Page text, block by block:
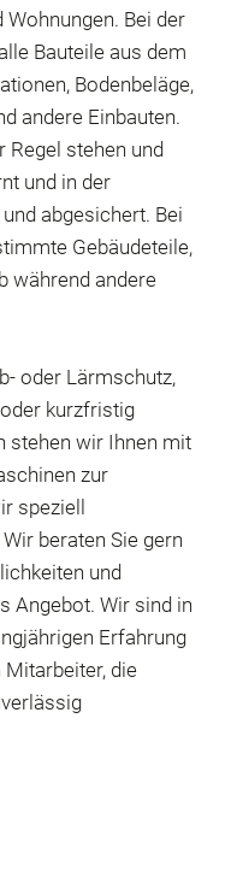
Wohnungen. Bei der
Bauteile aus dem
Bodenbeläge,
andere Einbauten.
Regel stehen und
und in der
abgesichert. Bei
Gebäudeteile,
während andere
oder Lärmschutz,
kurzfristig
stehen wir Ihnen mit
zur
speziell
beraten Sie gern
und
Angebot. Wir sind in
Erfahrung
die